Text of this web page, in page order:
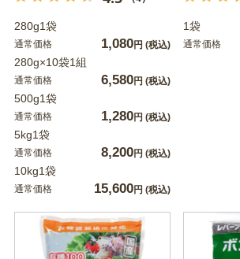
280g1袋
通常価格 1,080円 (税込)
280g×10袋1組
通常価格 6,580円 (税込)
500g1袋
通常価格 1,280円 (税込)
5kg1袋
通常価格 8,200円 (税込)
10kg1袋
通常価格 15,600円 (税込)
1袋
通常価格